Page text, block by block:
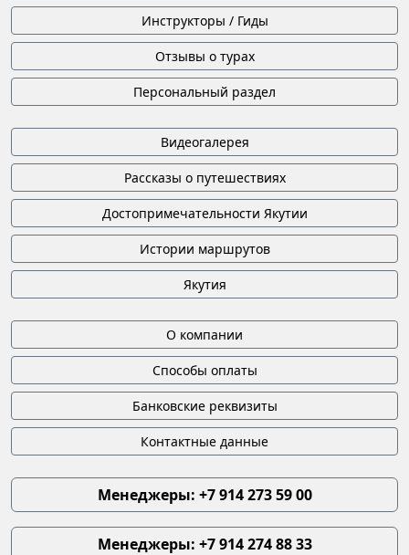
Инструкторы / Гиды
Отзывы о турах
Персональный раздел
Видеогалерея
Рассказы о путешествиях
Достопримечательности Якутии
Истории маршрутов
Якутия
О компании
Способы оплаты
Банковские реквизиты
Контактные данные
Менеджеры: +7 914 273 59 00
Менеджеры: +7 914 274 88 33